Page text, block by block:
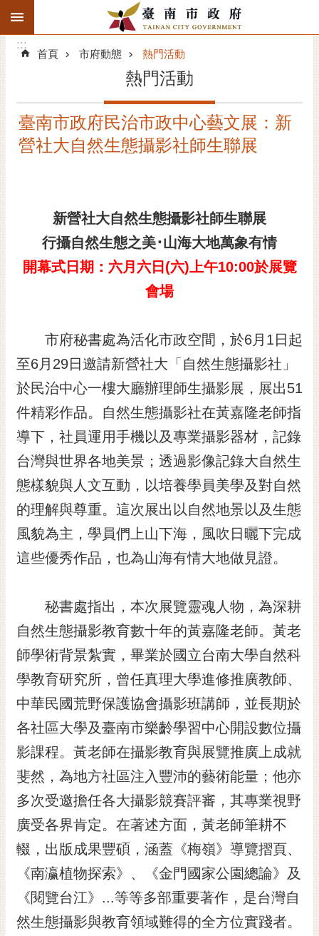
跳到主要內容區塊
搜
階
精彩府城
主題服務
市政資訊
偉
哲
螢
光
花
泉
桐
花
祭
網
站
訂
閱
RSS
訂
閱
電
子
報
市
民
信
箱
English
:::
:::
首頁 市府動態 熱門活動
熱門活動
臺南市政府民治市政中心藝文展：新
營社大自然生態攝影社師生聯展
新營社大自然生態攝影社師生聯展
行攝自然生態之美･山海大地萬象有情
開幕式日期：六月六日(六)上午10:00於展覽
會場
市府秘書處為活化市政空間，於6月1日起
至6月29日邀請新營社大「自然生態攝影社」
於民治中心一樓大廳辦理師生攝影展，展出51
件精彩作品。自然生態攝影社在黃嘉隆老師指
導下，社員運用手機以及專業攝影器材，記錄
台灣與世界各地美景；透過影像記錄大自然生
態樣貌與人文互動，以培養學員美學及對自然
的理解與尊重。這次展出以自然地景以及生態
風貌為主，學員們上山下海，風吹日曬下完成
這些優秀作品，也為山海有情大地做見證。
秘書處指出，本次展覽靈魂人物，為深耕
自然生態攝影教育數十年的黃嘉隆老師。黃老
師學術背景紮實，畢業於國立台南大學自然科
學教育研究所，曾任真理大學進修推廣教師、
中華民國荒野保護協會攝影班講師，並長期於
各社區大學及臺南市樂齡學習中心開設數位攝
影課程。黃老師在攝影教育與展覽推廣上成就
斐然，為地方社區注入豐沛的藝術能量；他亦
多次受邀擔任各大攝影競賽評審，其專業視野
廣受各界肯定。在著述方面，黃老師筆耕不
輟，出版成果豐碩，涵蓋《梅嶺》導覽摺頁、
《南瀛植物探索》、《金門國家公園總論》及
《閱覽台江》...等等多部重要著作，是台灣自
然生態攝影與教育領域難得的全方位實踐者。